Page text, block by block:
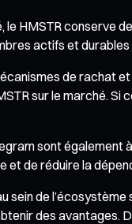
HMSTR conserve
actifs et durables
de rachat
sur le marché.
sont
et de réduire la
sein de
des